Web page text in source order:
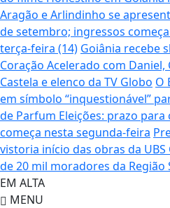
Aragão e Arlindinho se
de setembro; ingressos
terça-feira (14) Goiânia recebe
Coração Acelerado com
Castela e elenco da TV Globo O
em símbolo “inquestionável”
de Parfum Eleições: prazo
começa nesta segunda-feira
vistoria início das obras da
de 20 mil moradores da Região
EM ALTA
MENU